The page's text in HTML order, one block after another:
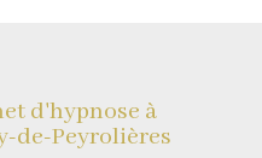
d'hypnose à
de-Peyrolières